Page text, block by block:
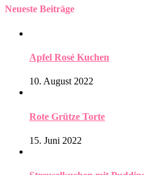
Neueste Beiträge
Apfel Rosé Kuchen
10. August 2022
Rote Grütze Torte
15. Juni 2022